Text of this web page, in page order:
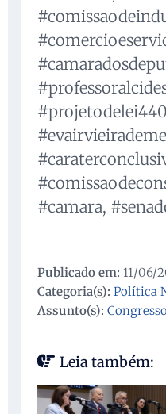
#camara,
Publicado em: 11/06/
Categoria(s): Política
Assunto(s): Congresso
Leia também: